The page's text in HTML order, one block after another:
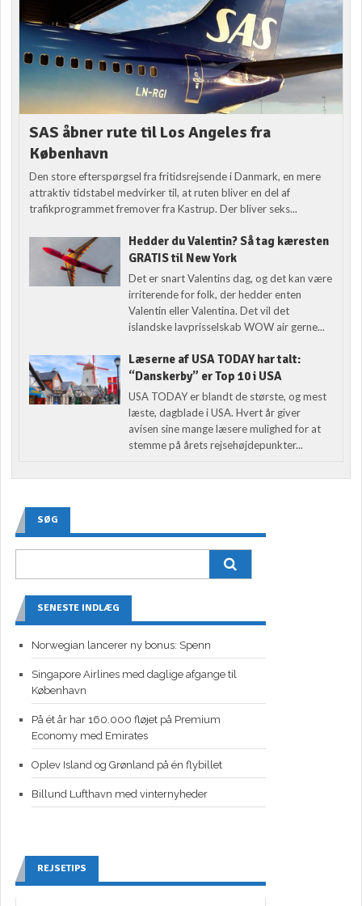
SAS åbner rute til Los Angeles fra
København
Den store efterspørgsel fra fritidsrejsende i Danmark, en mere
attraktiv tidstabel medvirker til, at ruten bliver en del af
trafikprogrammet fremover fra Kastrup. Der bliver seks...
Hedder du Valentin? Så tag kæresten
GRATIS til New York
Det er snart Valentins dag, og det kan være
irriterende for folk, der hedder enten
Valentin eller Valentina. Det vil det
islandske lavprisselskab WOW air gerne...
Læserne af USA TODAY har talt:
“Danskerby” er Top 10 i USA
USA TODAY er blandt de største, og mest
læste, dagblade i USA. Hvert år giver
avisen sine mange læsere mulighed for at
stemme på årets rejsehøjdepunkter...
SØG
SENESTE INDLÆG
Norwegian lancerer ny bonus: Spenn
Singapore Airlines med daglige afgange til
København
På ét år har 160.000 fløjet på Premium
Economy med Emirates
Oplev Island og Grønland på én flybillet
Billund Lufthavn med vinternyheder
REJSETIPS